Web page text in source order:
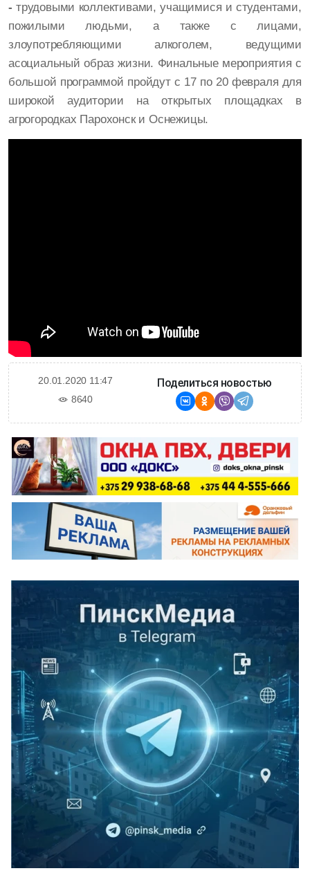
-трудовыми коллективами, учащимися и студентами,
пожилыми людьми, а также с лицами,
злоупотребляющими алкоголем, ведущими
асоциальный образ жизни. Финальные мероприятия с
большой программой пройдут с 17 по 20 февраля для
широкой аудитории на открытых площадках в
агрогородках Парохонск и Оснежицы.
20.01.2020 11:47
8640
Поделиться новостью